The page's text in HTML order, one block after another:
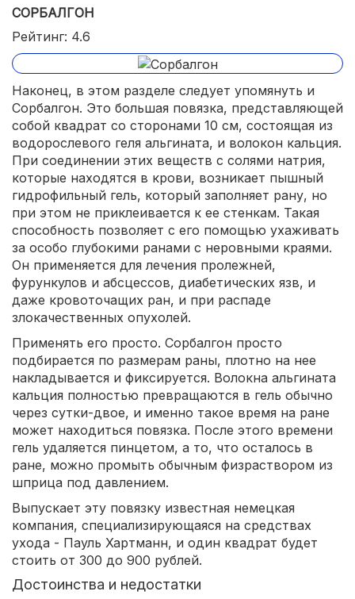
СОРБАЛГОН
Рейтинг: 4.6
Наконец, в этом разделе следует упомянуть и
Сорбалгон. Это большая повязка, представляющей
собой квадрат со сторонами 10 см, состоящая из
водорослевого геля альгината, и волокон кальция.
При соединении этих веществ с солями натрия,
которые находятся в крови, возникает пышный
гидрофильный гель, который заполняет рану, но
при этом не приклеивается к ее стенкам. Такая
способность позволяет с его помощью ухаживать
за особо глубокими ранами с неровными краями.
Он применяется для лечения пролежней,
фурункулов и абсцессов, диабетических язв, и
даже кровоточащих ран, и при распаде
злокачественных опухолей.
Применять его просто. Сорбалгон просто
подбирается по размерам раны, плотно на нее
накладывается и фиксируется. Волокна альгината
кальция полностью превращаются в гель обычно
через сутки-двое, и именно такое время на ране
может находиться повязка. После этого времени
гель удаляется пинцетом, а то, что осталось в
ране, можно промыть обычным физраствором из
шприца под давлением.
Выпускает эту повязку известная немецкая
компания, специализирующаяся на средствах
ухода - Пауль Хартманн, и один квадрат будет
стоить от 300 до 900 рублей.
Достоинства и недостатки